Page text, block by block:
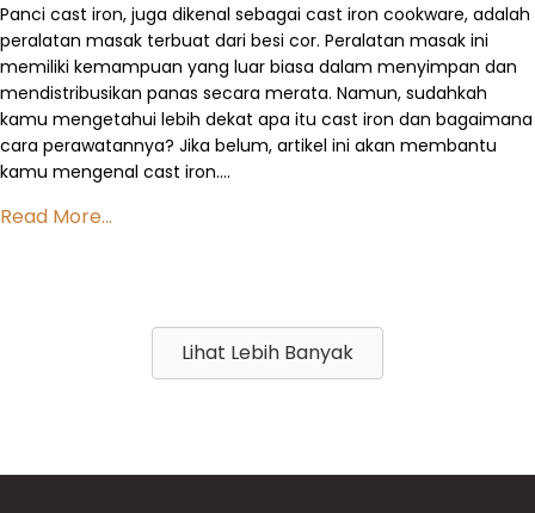
Panci cast iron, juga dikenal sebagai cast iron cookware, adalah
peralatan masak terbuat dari besi cor. Peralatan masak ini
memiliki kemampuan yang luar biasa dalam menyimpan dan
mendistribusikan panas secara merata. Namun, sudahkah
kamu mengetahui lebih dekat apa itu cast iron dan bagaimana
cara perawatannya? Jika belum, artikel ini akan membantu
kamu mengenal cast iron….
Read More...
Lihat Lebih Banyak